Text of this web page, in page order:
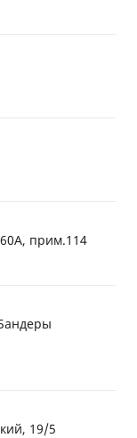
прим.114
19/5